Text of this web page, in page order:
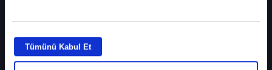
Tümünü Kabul Et
Fenerbahçe’de sürpriz ayrılık ihtimali! Devre arasında gelmişti
Fenerbahçe’nin yeni transferi Mason Greenwood için olay sözler!